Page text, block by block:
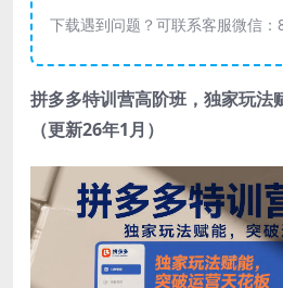
下载遇到问题？可联系客服微信
拼多多特训营高阶班 ，独家玩
（更新26年1月）